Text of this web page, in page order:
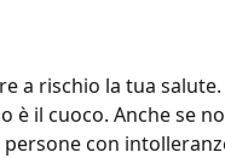
a rischio la tua
è il cuoco. Anche se
con